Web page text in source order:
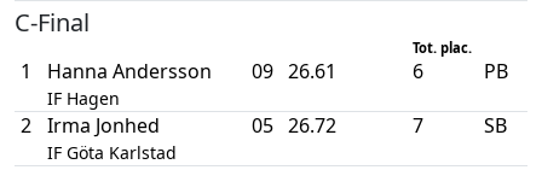
C-Final
Tot. plac.
1 Hanna Andersson
IF Hagen
09 26.61 6 PB
2 Irma Jonhed
IF Göta Karlstad
05 26.72 7 SB